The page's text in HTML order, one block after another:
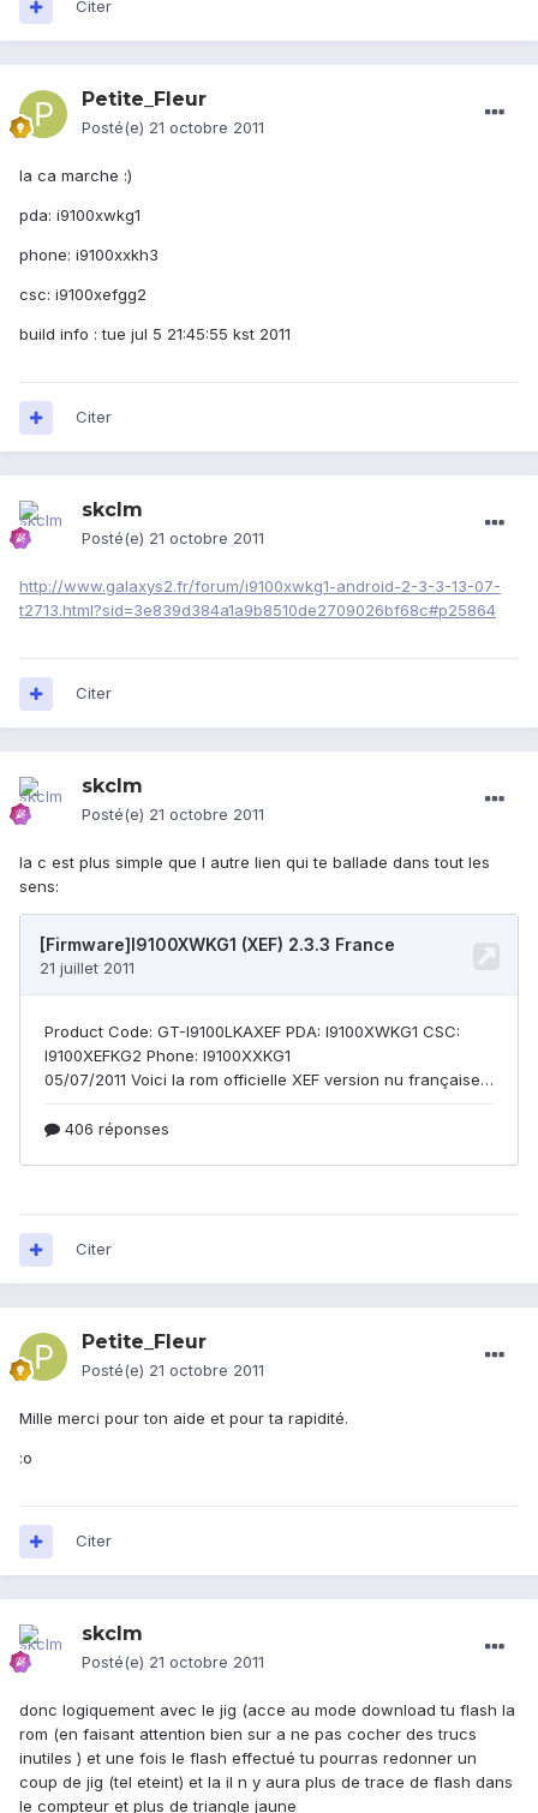
Citer
Petite_Fleur
Posté(e) 21 octobre 2011
la ca marche :)
pda: i9100xwkg1
phone: i9100xxkh3
csc: i9100xefgg2
build info : tue jul 5 21:45:55 kst 2011
Citer
skclm
Posté(e) 21 octobre 2011
http://www.galaxys2.fr/forum/i9100xwkg1-android-2-3-3-13-07-
t2713.html?sid=3e839d384a1a9b8510de2709026bf68c#p25864
Citer
skclm
Posté(e) 21 octobre 2011
la c est plus simple que l autre lien qui te ballade dans tout les
sens:
Citer
Petite_Fleur
Posté(e) 21 octobre 2011
Mille merci pour ton aide et pour ta rapidité.
:o
Citer
skclm
Posté(e) 21 octobre 2011
donc logiquement avec le jig (acce au mode download tu flash la
rom (en faisant attention bien sur a ne pas cocher des trucs
inutiles ) et une fois le flash effectué tu pourras redonner un
coup de jig (tel eteint) et la il n y aura plus de trace de flash dans
le compteur et plus de triangle jaune